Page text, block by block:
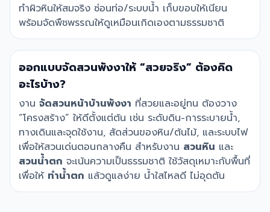
ทำผิวหินให้สมจริง ซ่อนท่อ/ระบบน้ำ เก็บขอบให้เนียน
พร้อมจัดพืชพรรณให้ดูเหมือนเกิดเองตามธรรมชาติ
ออกแบบจัดสวนพังงาให้ “สวยจริง” ต้องคิด
อะไรบ้าง?
งาน จัดสวนหน้าบ้านพังงา ที่สวยและอยู่ทน ต้องวาง
“โครงสร้าง” ให้ดีตั้งแต่ต้น เช่น ระดับดิน-การระบายน้ำ,
ทางเดินและจุดใช้งาน, สัดส่วนของหิน/ต้นไม้, และระบบไฟ
เพื่อให้สวนเด่นตอนกลางคืน สำหรับงาน สวนหิน และ
สวนน้ำตก จะเน้นความเป็นธรรมชาติ ใช้วัสดุเหมาะกับพื้นที่
เพื่อให้ ทำน้ำตก แล้วดูแลง่าย น้ำใสไหลดี ไม่อุดตัน